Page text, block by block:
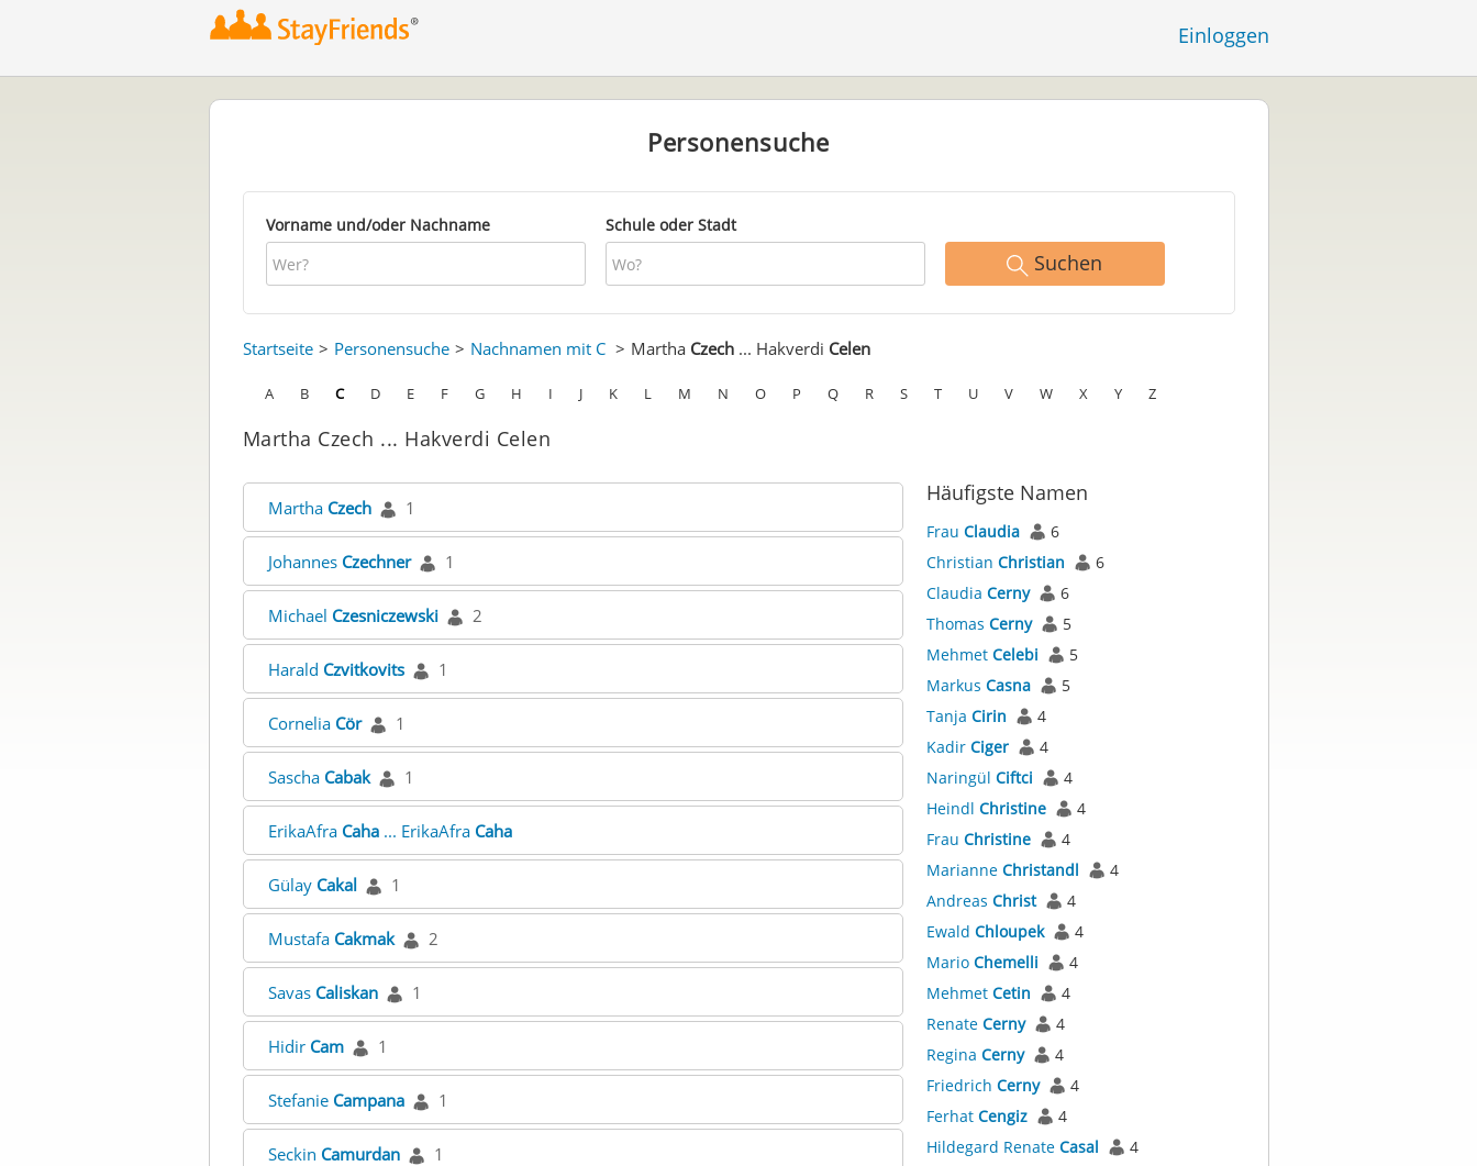
Einloggen
Personensuche
Vorname und/oder Nachname Schule oder Stadt
Suchen
Startseite Personensuche Nachnamen mit C Martha Czech... Hakverdi Celen
A B C D E F G H I J K L M N O P Q R S T U V W X Y Z
Martha Czech ... Hakverdi Celen
Martha Czech 1
Johannes Czechner 1
Michael Czesniczewski 2
Harald Czvitkovits 1
Cornelia Cör 1
Sascha Cabak 1
ErikaAfra Caha... ErikaAfra Caha
Gülay Cakal 1
Mustafa Cakmak 2
Savas Caliskan 1
Hidir Cam 1
Stefanie Campana 1
Seckin Camurdan 1
Häufigste Namen
Frau Claudia
6
Christian Christian
6
Claudia Cerny
6
Thomas Cerny
5
Mehmet Celebi
5
Markus Casna
5
Tanja Cirin
4
Kadir Ciger
4
Naringül Ciftci
4
Heindl Christine
4
Frau Christine
4
Marianne Christandl
4
Andreas Christ
4
Ewald Chloupek
4
Mario Chemelli
4
Mehmet Cetin
4
Renate Cerny
4
Regina Cerny
4
Friedrich Cerny
4
Ferhat Cengiz
4
Hildegard Renate Casal
4